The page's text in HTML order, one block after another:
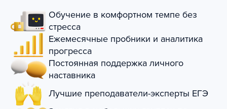
Обучение в комфортном темпе без
стресса
Ежемесячные пробники и аналитика
прогресса
Постоянная поддержка личного
наставника
Лучшие преподаватели-эксперты ЕГЭ